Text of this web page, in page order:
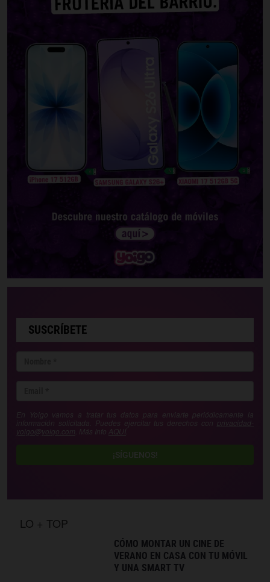
SUSCRÍBETE
En Yoigo vamos a tratar tus datos para enviarte periódicamente la
información solicitada. Puedes ejercitar tus derechos con privacidad-
yoigo@yoigo.com . Más Info AQUÍ
¡SÍGUENOS!
LO + TOP
CÓMO MONTAR UN CINE DE
VERANO EN CASA CON TU MÓVIL
Y UNA SMART TV